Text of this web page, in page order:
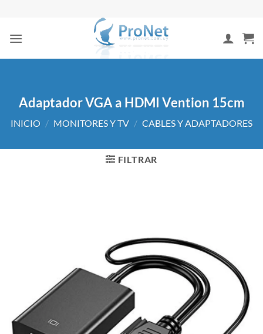
contenido
Adaptador VGA a HDMI Vention 15cm
INICIO / MONITORES Y TV / CABLES Y ADAPTADORES
FILTRAR